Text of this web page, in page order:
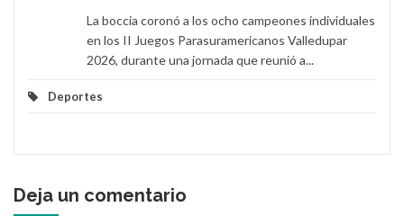
La boccia coronó a los ocho campeones individuales
en los II Juegos Parasuramericanos Valledupar
2026, durante una jornada que reunió a...
Deportes
Deja un comentario